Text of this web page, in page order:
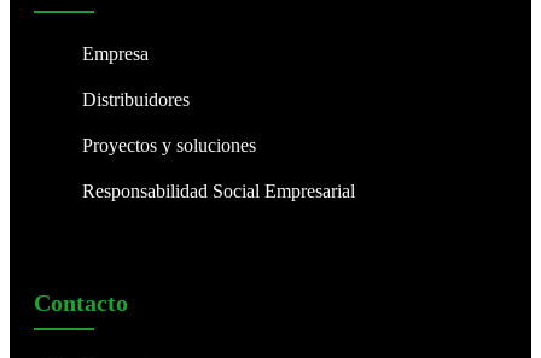
Empresa
Distribuidores
Proyectos y soluciones
Responsabilidad Social Empresarial
Contacto